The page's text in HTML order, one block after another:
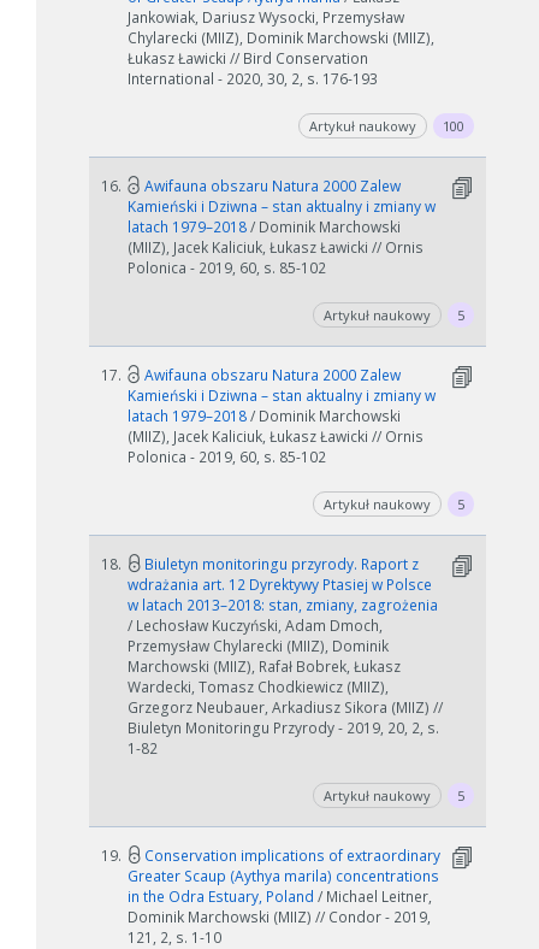
Jeśli generowanie trwa zbyt długo można ograniczyć dane np.
zmniejszając zakres lat.
Anuluj
Jankowiak, Dariusz Wysocki, Przemysław
Chylarecki (MIIZ), Dominik Marchowski (MIIZ),
Łukasz Ławicki // Bird Conservation
International - 2020, 30, 2, s. 176-193
Artykuł naukowy 100
16.
Awifauna obszaru Natura 2000 Zalew
Kamieński i Dziwna – stan aktualny i zmiany w
latach 1979–2018/ Dominik Marchowski
(MIIZ), Jacek Kaliciuk, Łukasz Ławicki // Ornis
Polonica - 2019, 60, s. 85-102
Artykuł naukowy 5
17.
Awifauna obszaru Natura 2000 Zalew
Kamieński i Dziwna – stan aktualny i zmiany w
latach 1979–2018/ Dominik Marchowski
(MIIZ), Jacek Kaliciuk, Łukasz Ławicki // Ornis
Polonica - 2019, 60, s. 85-102
Artykuł naukowy 5
18.
Biuletyn monitoringu przyrody. Raport z
wdrażania art. 12 Dyrektywy Ptasiej w Polsce
w latach 2013–2018: stan, zmiany, zagrożenia
/ Lechosław Kuczyński, Adam Dmoch,
Przemysław Chylarecki (MIIZ), Dominik
Marchowski (MIIZ), Rafał Bobrek, Łukasz
Wardecki, Tomasz Chodkiewicz (MIIZ),
Grzegorz Neubauer, Arkadiusz Sikora (MIIZ) //
Biuletyn Monitoringu Przyrody - 2019, 20, 2, s.
1-82
Artykuł naukowy 5
19.
Conservation implications of extraordinary
Greater Scaup (Aythya marila) concentrations
in the Odra Estuary, Poland / Michael Leitner,
Dominik Marchowski (MIIZ) // Condor - 2019,
121, 2, s. 1-10